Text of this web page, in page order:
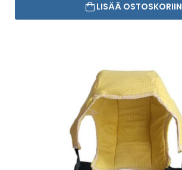
LISÄÄ OSTOSKORIIN